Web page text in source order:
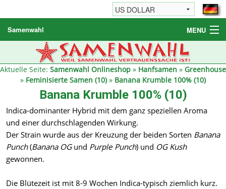
Samenwahl MENU
Hanfsamen
Weitere Produkte
Reseller
Aktuelle Seite: Samenwahl Onlineshop » Hanfsamen » Greenhouse
» Feminisierte Samen (10)» Banana Krumble 100% (10)
Banana Krumble 100% (10)
Indica-dominanter Hybrid mit dem ganz speziellen Aroma
und einer durchschlagenden Wirkung.
Der Strain wurde aus der Kreuzung der beiden Sorten Banana
Punch(Banana OGund Purple Punch) und OG Kush
gewonnen.
Die Blütezeit ist mit 8-9 Wochen Indica-typisch ziemlich kurz.